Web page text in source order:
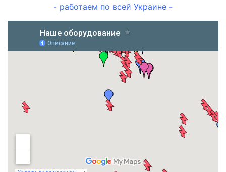
- работаем по всей Украине -
карту реализованного оборудование